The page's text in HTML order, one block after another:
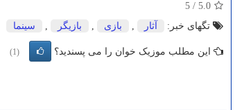
5.0
/
5
تگهای خبر:
آثار , بازی , بازیگر , سینما
این مطلب موزیک خوان را می پسندید؟ (1)